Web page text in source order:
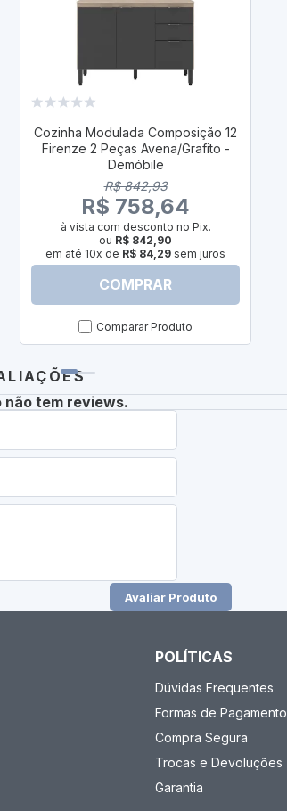
Cozinha Modulada Composição 12
Firenze 2 Peças Avena/Grafito -
Demóbile
R$ 842,93
R$ 758,64
à vista com desconto no Pix.
ou R$ 842,90
em até 10x de R$ 84,29 sem juros
COMPRAR
Comparar Produto
não tem reviews.
Avaliar Produto
POLÍTICAS
Dúvidas Frequentes
Formas de Pagamento
Compra Segura
Trocas e Devoluções
Garantia